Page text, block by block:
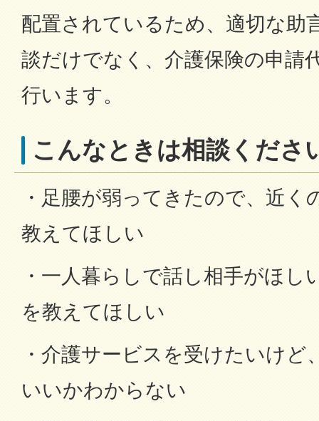
配置されているため、適切な助
談だけでなく、介護保険の申請
行います。
こんなときは相談くださ
・足腰が弱ってきたので、近
教えてほしい
・一人暮らしで話し相手がほし
を教えてほしい
・介護サービスを受けたいけ
いいかわからない